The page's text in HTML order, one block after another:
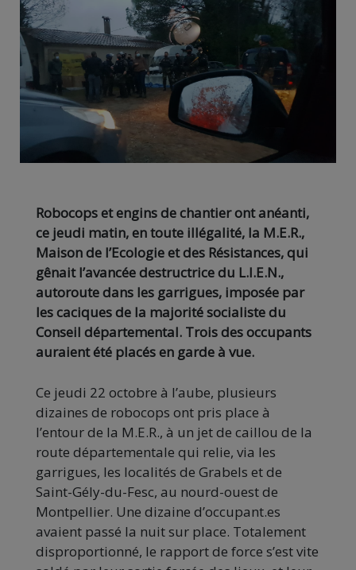
Robocops et engins de chantier ont anéanti,
ce jeudi matin, en toute illégalité, la M.E.R.,
Maison de l’Ecologie et des Résistances, qui
gênait l’avancée destructrice du L.I.E.N.,
autoroute dans les garrigues, imposée par
les caciques de la majorité socialiste du
Conseil départemental. Trois des occupants
auraient été placés en garde à vue.
Ce jeudi 22 octobre à l’aube, plusieurs
dizaines de robocops ont pris place à
l’entour de la M.E.R., à un jet de caillou de la
route départementale qui relie, via les
garrigues, les localités de Grabels et de
Saint-Gély-du-Fesc, au nourd-ouest de
Montpellier. Une dizaine d’occupant.es
avaient passé la nuit sur place. Totalement
disproportionné, le rapport de force s’est vite